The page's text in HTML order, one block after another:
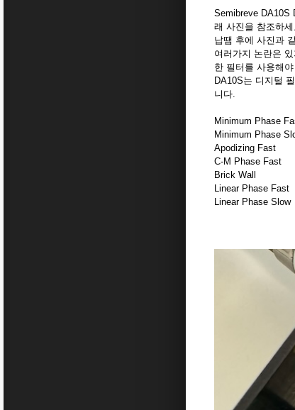
Semibreve DA10S
래 사진을 참조하
납땜 후에 사진과
여러가지 논란은
한 필터를 사용해
DA10S는 디지털
니다.
Minimum Phase
Minimum Phase
Apodizing Fast
C-M Phase Fast
Brick Wall
Linear Phase Fast
Linear Phase Slow